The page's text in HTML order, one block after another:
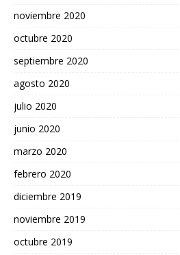
noviembre 2020
octubre 2020
septiembre 2020
agosto 2020
julio 2020
junio 2020
marzo 2020
febrero 2020
diciembre 2019
noviembre 2019
octubre 2019